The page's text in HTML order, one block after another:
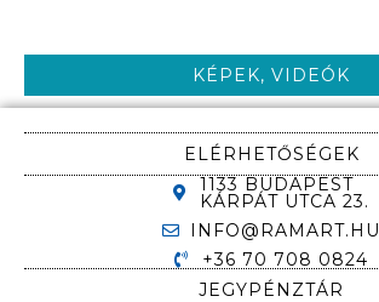
KÉPEK, VIDEÓK
ELÉRHETŐSÉGEK
1133 BUDAPEST
KÁRPÁT UTCA 23.
INFO@RAMART.HU
+36 70 708 0824
JEGYPÉNZTÁR